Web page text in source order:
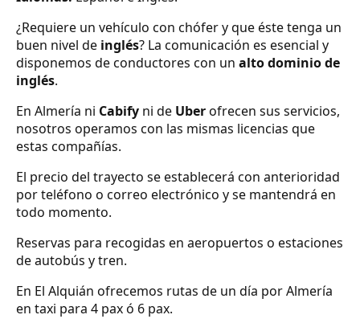
¿Requiere un vehículo con chófer y que éste tenga un
buen nivel de inglés? La comunicación es esencial y
disponemos de conductores con un alto dominio de
inglés.
En Almería ni Cabify ni de Uberofrecen sus servicios,
nosotros operamos con las mismas licencias que
estas compañías.
El precio del trayecto se establecerá con anterioridad
por teléfono o correo electrónico y se mantendrá en
todo momento.
Reservas para recogidas en aeropuertos o estaciones
de autobús y tren.
En El Alquián ofrecemos rutas de un día por Almería
en taxi para 4 pax ó 6 pax.